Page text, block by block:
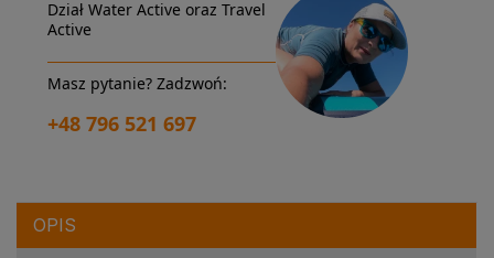
Dział Water Active oraz Travel
Active
Masz pytanie? Zadzwoń:
+48 796 521 697
OPIS